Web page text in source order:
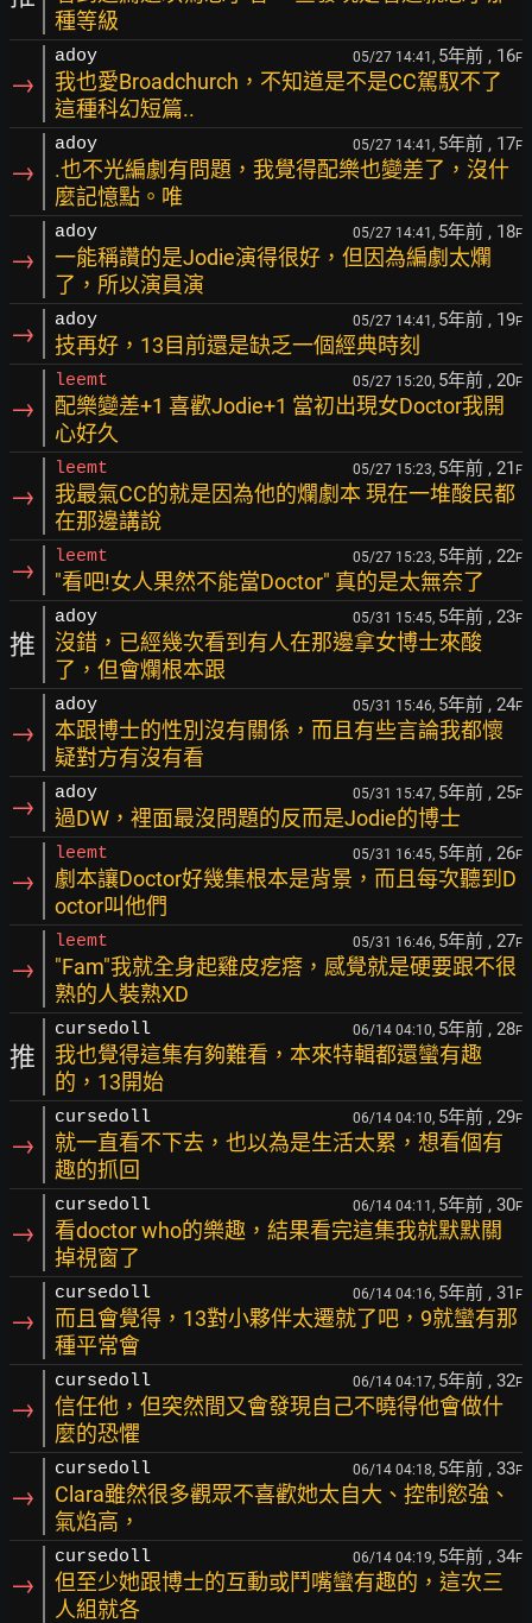
種等級
→
adoy 05/27 14:41, 5年前 , 16F
我也愛Broadchurch，不知道是不是CC駕馭不了
這種科幻短篇..
→
adoy 05/27 14:41, 5年前 , 17F
.也不光編劇有問題，我覺得配樂也變差了，沒什
麼記憶點。唯
→
adoy 05/27 14:41, 5年前 , 18F
一能稱讚的是Jodie演得很好，但因為編劇太爛
了，所以演員演
→ adoy 05/27 14:41, 5年前 , 19F
技再好，13目前還是缺乏一個經典時刻
→
leemt 05/27 15:20, 5年前 , 20F
配樂變差+1 喜歡Jodie+1 當初出現女Doctor我開
心好久
→
leemt 05/27 15:23, 5年前 , 21 F
我最氣CC的就是因為他的爛劇本 現在一堆酸民都
在那邊講說
→ leemt 05/27 15:23, 5年前 , 22F
"看吧!女人果然不能當Doctor" 真的是太無奈了
推
adoy 05/31 15:45, 5年前 , 23F
沒錯，已經幾次看到有人在那邊拿女博士來酸
了，但會爛根本跟
→
adoy 05/31 15:46, 5年前 , 24F
本跟博士的性別沒有關係，而且有些言論我都懷
疑對方有沒有看
→ adoy 05/31 15:47, 5年前 , 25F
過DW，裡面最沒問題的反而是Jodie的博士
→
leemt 05/31 16:45, 5年前 , 26F
劇本讓Doctor好幾集根本是背景，而且每次聽到D
octor叫他們
→
leemt 05/31 16:46, 5年前 , 27F
"Fam"我就全身起雞皮疙瘩，感覺就是硬要跟不很
熟的人裝熟XD
推
cursedoll 06/14 04:10, 5年前 , 28F
我也覺得這集有夠難看，本來特輯都還蠻有趣
的，13開始
→
cursedoll 06/14 04:10, 5年前 , 29F
就一直看不下去，也以為是生活太累，想看個有
趣的抓回
→
cursedoll 06/14 04:11, 5年前 , 30F
看doctor who的樂趣，結果看完這集我就默默關
掉視窗了
→
cursedoll 06/14 04:16, 5年前 , 31 F
而且會覺得，13對小夥伴太遷就了吧，9就蠻有那
種平常會
→
cursedoll 06/14 04:17, 5年前 , 32F
信任他，但突然間又會發現自己不曉得他會做什
麼的恐懼
→
cursedoll 06/14 04:18, 5年前 , 33F
Clara雖然很多觀眾不喜歡她太自大、控制慾強、
氣焰高，
→
cursedoll 06/14 04:19, 5年前 , 34F
但至少她跟博士的互動或鬥嘴蠻有趣的，這次三
人組就各